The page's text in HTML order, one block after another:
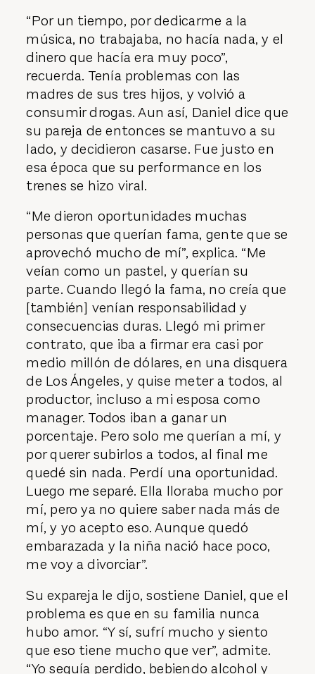
“Por un tiempo, por dedicarme a la
música, no trabajaba, no hacía nada, y el
dinero que hacía era muy poco”,
recuerda. Tenía problemas con las
madres de sus tres hijos, y volvió a
consumir drogas. Aun así, Daniel dice que
su pareja de entonces se mantuvo a su
lado, y decidieron casarse. Fue justo en
esa época que su performance en los
trenes se hizo viral.
“Me dieron oportunidades muchas
personas que querían fama, gente que se
aprovechó mucho de mí”, explica. “Me
veían como un pastel, y querían su
parte. Cuando llegó la fama, no creía que
[también] venían responsabilidad y
consecuencias duras. Llegó mi primer
contrato, que iba a firmar era casi por
medio millón de dólares, en una disquera
de Los Ángeles, y quise meter a todos, al
productor, incluso a mi esposa como
manager. Todos iban a ganar un
porcentaje. Pero solo me querían a mí, y
por querer subirlos a todos, al final me
quedé sin nada. Perdí una oportunidad.
Luego me separé. Ella lloraba mucho por
mí, pero ya no quiere saber nada más de
mí, y yo acepto eso. Aunque quedó
embarazada y la niña nació hace poco,
me voy a divorciar”.
Su expareja le dijo, sostiene Daniel, que el
problema es que en su familia nunca
hubo amor. “Y sí, sufrí mucho y siento
que eso tiene mucho que ver”, admite.
“Yo seguía perdido, bebiendo alcohol y